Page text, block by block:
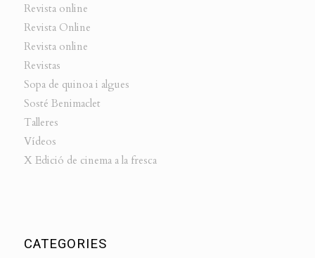
Revista online
Revista Online
Revista online
Revistas
Sopa de quinoa i algues
Sosté Benimaclet
Talleres
Vídeos
X Edició de cinema a la fresca
CATEGORIES